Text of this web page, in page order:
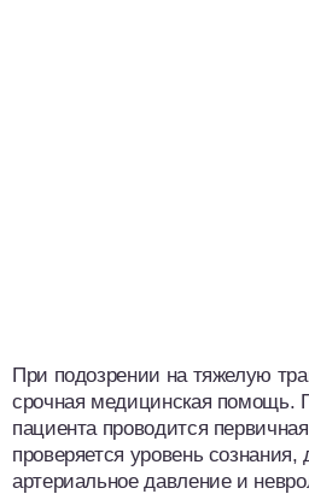
При подозрении на тяжелую
срочная медицинская помощь.
пациента проводится
проверяется уровень
артериальное давление и